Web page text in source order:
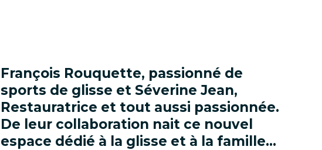
François Rouquette, passionné de
sports de glisse et Séverine Jean,
Restauratrice et tout aussi passionnée.
De leur collaboration nait ce nouvel
espace dédié à la glisse et à la famille…